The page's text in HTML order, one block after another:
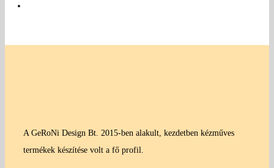
A GeRoNi Design Bt. 2015-ben alakult, kezdetben kézműves
termékek készítése volt a fő profil.